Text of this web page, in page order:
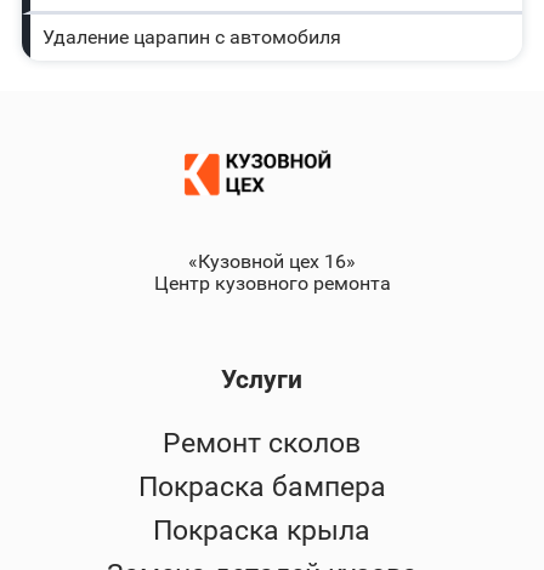
Удаление царапин с автомобиля
«Кузовной цех 16»
Центр кузовного ремонта
Услуги
Ремонт сколов
Покраска бампера
Покраска крыла